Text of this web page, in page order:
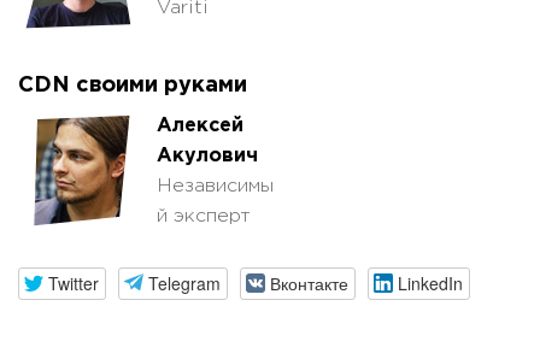
Variti
CDN своими руками
Алексей
Акулович
Независимы
й эксперт
Twitter Telegram Вконтакте LinkedIn